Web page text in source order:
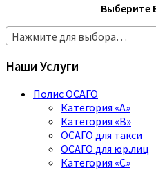
Выберите
Нажмите для выбора…
Наши Услуги
Полис ОСАГО
Категория «A»
Категория «B»
ОСАГО для такси
ОСАГО для юр.лиц
Категория «C»